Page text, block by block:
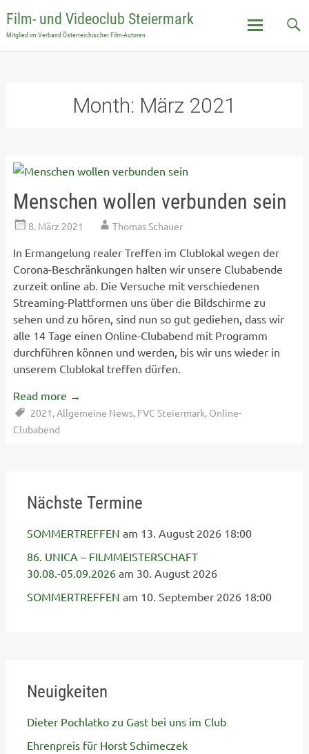
Film- und Videoclub Steiermark
Mitglied im Verband Österreichischer Film-Autoren
Month: März 2021
Menschen wollen verbunden sein
8. März 2021 Thomas Schauer
In Ermangelung realer Treffen im Clublokal wegen der
Corona-Beschränkungen halten wir unsere Clubabende
zurzeit online ab. Die Versuche mit verschiedenen
Streaming-Plattformen uns über die Bildschirme zu
sehen und zu hören, sind nun so gut gediehen, dass wir
alle 14 Tage einen Online-Clubabend mit Programm
durchführen können und werden, bis wir uns wieder in
unserem Clublokal treffen dürfen.
Read more →
2021 ,Allgemeine News, FVC Steiermark, Online-
Clubabend
Nächste Termine
SOMMERTREFFEN am 13. August 2026 18:00
86. UNICA – FILMMEISTERSCHAFT
30.08.-05.09.2026am 30. August 2026
SOMMERTREFFEN am 10. September 2026 18:00
Neuigkeiten
Dieter Pochlatko zu Gast bei uns im Club
Ehrenpreis für Horst Schimeczek